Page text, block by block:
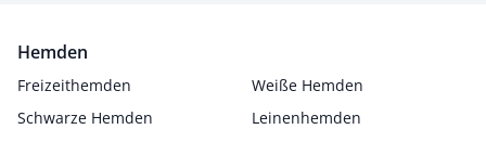
Hemden
Freizeithemden
Weiße Hemden
Schwarze Hemden
Leinenhemden